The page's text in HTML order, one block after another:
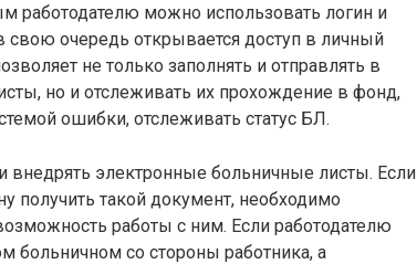
работодателю можно использовать логин и
свою очередь открывается доступ в личный
не только заполнять и отправлять в
но и отслеживать их прохождение в фонд,
ошибки, отслеживать статус БЛ.
внедрять электронные больничные листы. Если
получить такой документ, необходимо
работы с ним. Если работодателю
больничном со стороны работника, а